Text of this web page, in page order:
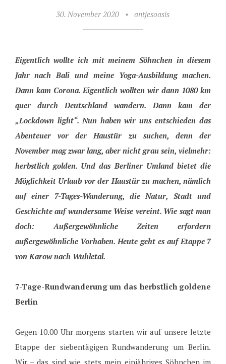
30. November 2020 • antjesoasis
Eigentlich wollte ich mit meinem Söhnchen in diesem
Jahr nach Bali und meine Yoga-Ausbildung machen.
Dann kam Corona. Eigentlich wollten wir dann 1080 km
quer durch Deutschland wandern. Dann kam der
„Lockdown light“. Nun haben wir uns entschieden das
Abenteuer vor der Haustür zu suchen, denn der
November mag zwar lang, aber nicht grau sein, vielmehr:
herbstlich golden. Und das Berliner Umland bietet die
Möglichkeit Urlaub vor der Haustür zu machen, nämlich
auf einer 7-Tages-Wanderung, die Natur, Stadt und
Geschichte auf wundersame Weise vereint. Wie sagt man
doch: Außergewöhnliche Zeiten erfordern
außergewöhnliche Vorhaben. Heute geht es auf Etappe 7
von Karow nach Wuhletal.
7-Tage-Rundwanderung um das herbstlich goldene
Berlin
Gegen 10.00 Uhr morgens starten wir auf unsere letzte
Etappe der siebentägigen Rundwanderung um Berlin.
Wir – das sind wie stets mein einjähriges Söhnchen im